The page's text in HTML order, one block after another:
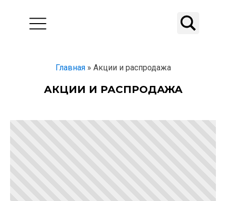
Главная» Акции и распродажа
АКЦИИ И РАСПРОДАЖА